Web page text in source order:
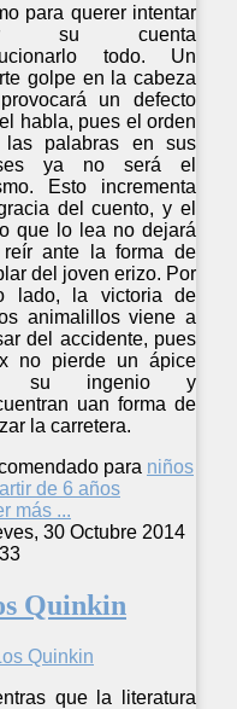
para querer intentar
su cuenta
todo. Un
golpe en la cabeza
un defecto
habla, pues el orden
palabras en sus
ya no será el
Esto incrementa
del cuento, y el
que lo lea no dejará
ante la forma de
del joven erizo. Por
lado, la victoria de
animalillos viene a
del accidente, pues
no pierde un ápice
su ingenio y
uan forma de
la carretera.
para niños
de 6 años
más ...
30 Octubre 2014
Quinkin
que la literatura